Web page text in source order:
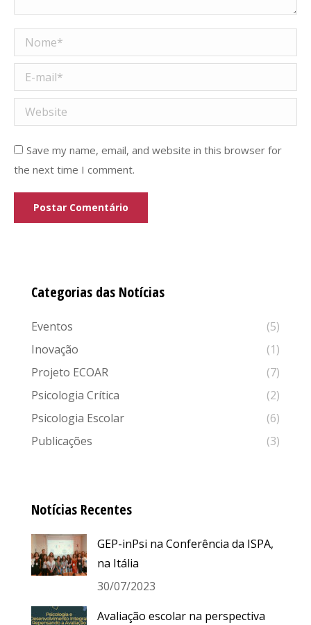
Nome *
E-mail *
Website
Save my name, email, and website in this browser for
the next time I comment.
Postar Comentário
Categorias das Notícias
Eventos
(5)
Inovação
(1)
Projeto ECOAR
(7)
Psicologia Crítica
(2)
Psicologia Escolar
(6)
Publicações
(3)
Notícias Recentes
GEP-inPsi na Conferência da ISPA,
na Itália
30/07/2023
Avaliação escolar na perspectiva